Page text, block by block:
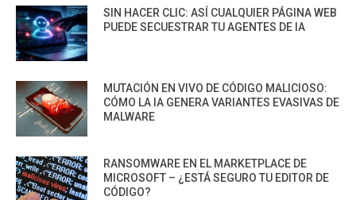
SIN HACER CLIC: ASÍ CUALQUIER PÁGINA WEB
PUEDE SECUESTRAR TU AGENTES DE IA
MUTACIÓN EN VIVO DE CÓDIGO MALICIOSO:
CÓMO LA IA GENERA VARIANTES EVASIVAS DE
MALWARE
RANSOMWARE EN EL MARKETPLACE DE
MICROSOFT – ¿ESTÁ SEGURO TU EDITOR DE
CÓDIGO?